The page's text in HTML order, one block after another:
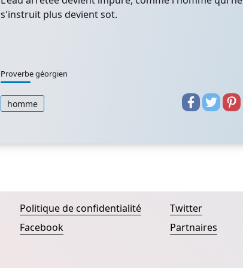
s'instruit plus devient sot.
Proverbe géorgien
homme
Politique de confidentialité
Facebook
Twitter
Partnaires